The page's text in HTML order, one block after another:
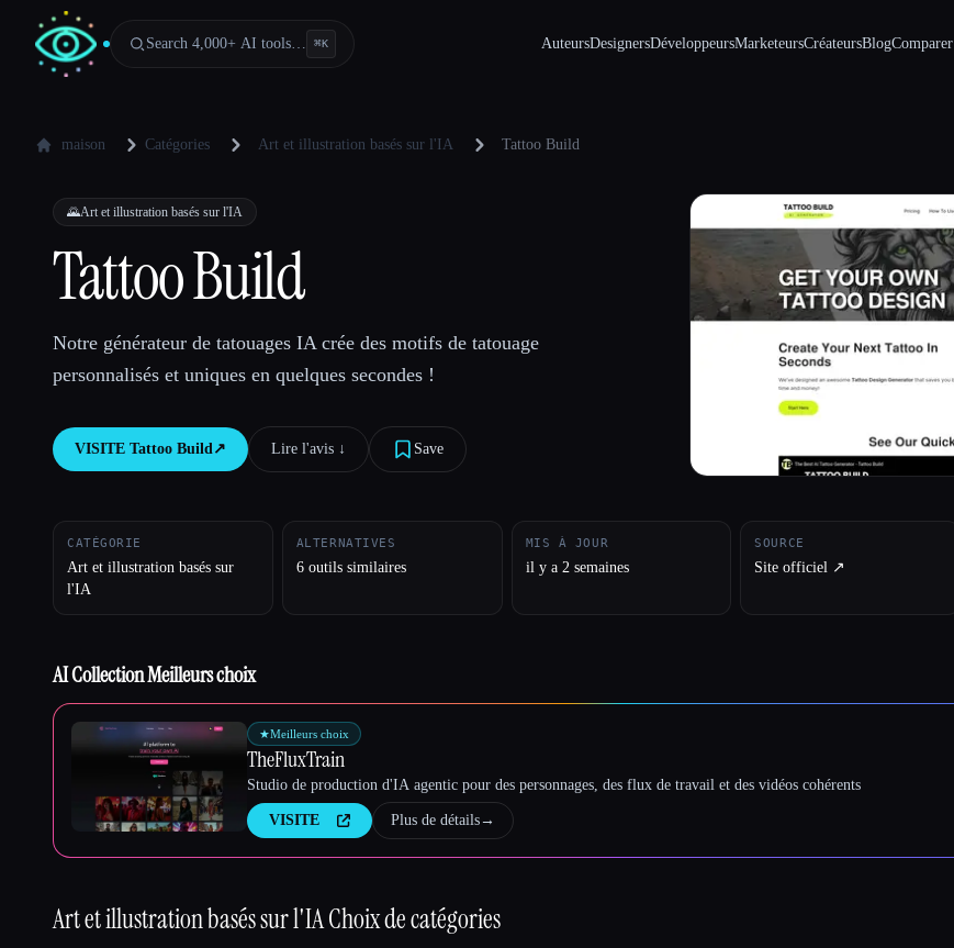
Search 4,000+ AI tools… ⌘K AuteursDesignersDéveloppeursMarketeursCréateursBlogComparer
maison Catégories Art et illustration basés sur l'IA Tattoo Build
🌄Art et illustration basés sur l'IA
Tattoo Build
Notre générateur de tatouages IA crée des motifs de tatouage
personnalisés et uniques en quelques secondes !
VISITE Tattoo Build ↗︎ Lire l'avis ↓︎ Save
CATÉGORIE
Art et illustration basés sur
l'IA
ALTERNATIVES
6 outils similaires
MIS À JOUR
il y a 2 semaines
SOURCE
Site officiel ↗︎
AI Collection Meilleurs choix
★Meilleurs choix
TheFluxTrain
Studio de production d'IA agentic pour des personnages, des flux de travail et des vidéos cohérents
VISITE Plus de détails→
Art et illustration basés sur l'IAChoix de catégories